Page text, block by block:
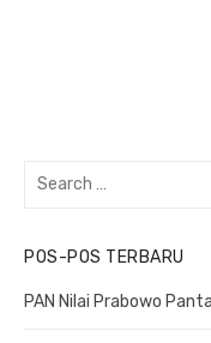
Search
POS-POS TERBARU
PAN Nilai Prabowo